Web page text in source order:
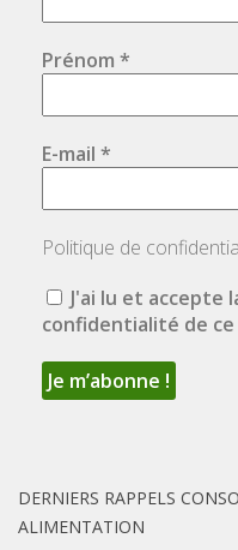
Prénom *
E-mail *
Politique de
J'ai lu et accepte
confidentialité de
DERNIERS RAPPELS
ALIMENTATION